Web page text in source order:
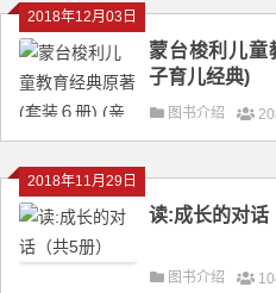
2018年12月03日
蒙台梭利儿童
子育儿经典)
图书介绍
2018年11月29日
读:成长的对话
图书介绍